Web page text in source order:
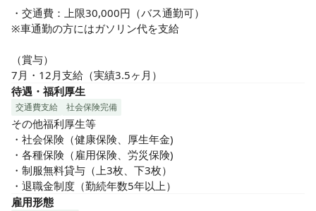
・交通費：上限30,000円（バス通勤可）
※車通勤の方にはガソリン代を支給
（賞与）
7月・12月支給（実績3.5ヶ月）
待遇・福利厚生
交通費支給 社会保険完備
その他福利厚生等
・社会保険（健康保険、厚生年金)
・各種保険（雇用保険、労災保険)
・制服無料貸与（上3枚、下3枚）
・退職金制度（勤続年数5年以上）
雇用形態